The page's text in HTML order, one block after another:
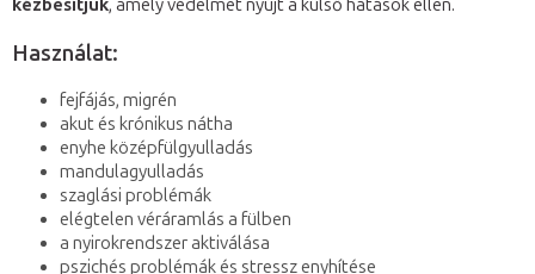
kézbesítjük, amely védelmet nyújt a külső hatások ellen.
Használat:
fejfájás, migrén
akut és krónikus nátha
enyhe középfülgyulladás
mandulagyulladás
szaglási problémák
elégtelen véráramlás a fülben
a nyirokrendszer aktiválása
pszichés problémák és stressz enyhítése